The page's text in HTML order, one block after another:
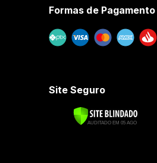
Formas de Pagamento
Site Seguro